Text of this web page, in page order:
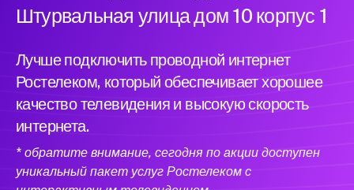
Штурвальная улица дом 10 корпус 1
Лучше подключить проводной интернет
Ростелеком, который обеспечивает хорошее
качество телевидения и высокую скорость
интернета.
* обратите внимание, сегодня по акции доступен
уникальный пакет услуг Ростелеком с